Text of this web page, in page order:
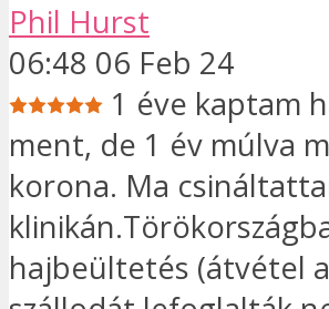
Phil Hurst
06:48 06 Feb 24
1 éve kaptam
ment, de 1 év múlva
korona. Ma
hajbeültetés (átvétel